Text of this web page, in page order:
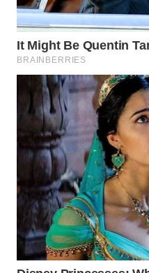
WN
SEMARANG
WN
SOLO
WN
BOROBUDUR
WN
MADURA
WN
SURABAYA